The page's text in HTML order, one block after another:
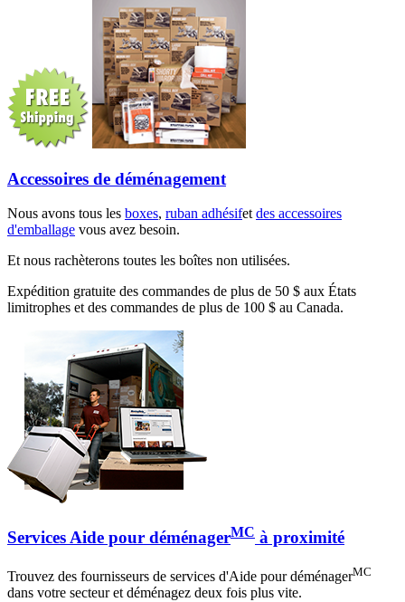
Accessoires de déménagement
Nous avons tous les boxes, ruban adhésifetdes accessoires
d'emballage vous avez besoin.
Et nous rachèterons toutes les boîtes non utilisées.
Expédition gratuite des commandes de plus de 50 $ aux États
limitrophes et des commandes de plus de 100 $ au Canada.
Services Aide pour déménagerMC à proximité
Trouvez des fournisseurs de services d'Aide pour déménagerMC
dans votre secteur et déménagez deux fois plus vite.